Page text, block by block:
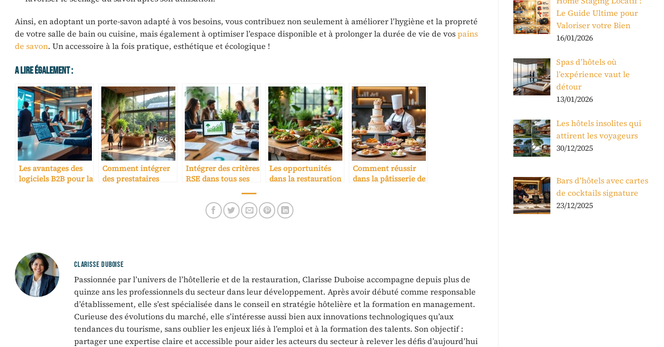
Ainsi, en adoptant un porte-savon adapté à vos besoins, vous contribuez non seulement à améliorer l’hygiène et la propreté
de votre salle de bain ou cuisine, mais également à optimiser l’espace disponible et à prolonger la durée de vie de vospains
de savon. Un accessoire à la fois pratique, esthétique et écologique !
A Lire Également :
Les avantages des
logiciels B2B pour la
Comment intégrer
des prestataires
Intégrer des critères
RSE dans tous ses
Les opportunités
dans la restauration
Comment réussir
dans la pâtisserie de
CLARISSE DUBOISE
Passionnée par l’univers de l’hôtellerie et de la restauration, Clarisse Duboise accompagne depuis plus de
quinze ans les professionnels du secteur dans leur développement. Après avoir débuté comme responsable
d’établissement, elle s’est spécialisée dans le conseil en stratégie hôtelière et la formation en management.
Curieuse des évolutions du marché, elle s’intéresse aussi bien aux innovations technologiques qu’aux
tendances du tourisme, sans oublier les enjeux liés à l’emploi et à la formation des talents. Son objectif :
partager une expertise claire et accessible pour aider les acteurs du secteur à relever les défis d’aujourd’hui
Le Guide Ultime pour
Valoriser votre Bien
16/01/2026
Spas d’hôtels où
l’expérience vaut le
détour
13/01/2026
Les hôtels insolites qui
attirent les voyageurs
30/12/2025
Bars d’hôtels avec cartes
de cocktails signature
23/12/2025